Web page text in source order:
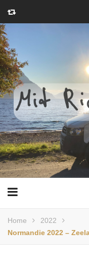
Home
2022
Normandie 2022 –